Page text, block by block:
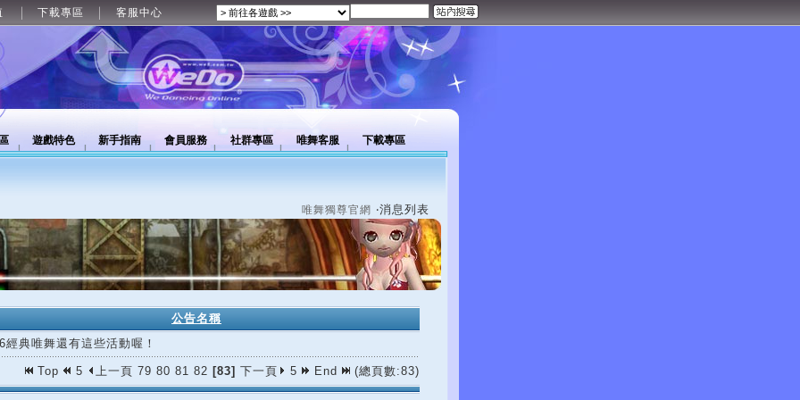
下載專區 客服中心
遊戲特色 新手指南 會員服務 社群專區 唯舞客服 下載專區
唯舞獨尊官網 ‧消息列表
公告名稱
經典唯舞還有這些活動喔！
Top 5 上一頁 79 80 81 82 [83] 下一頁 5 End (總頁數:83)